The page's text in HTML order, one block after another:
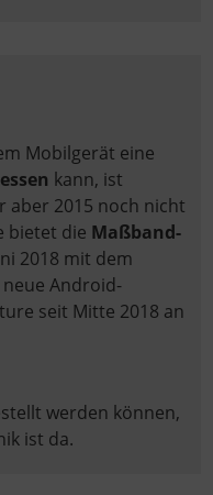
Mobilgerät eine
kann, ist
aber 2015 noch nicht
bietet die Maßband-
2018 mit dem
neue Android-
seit Mitte 2018 an
werden können,
ist da.